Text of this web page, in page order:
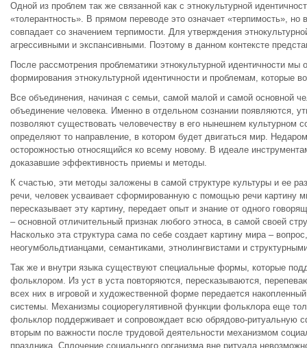
Одной из проблем так же связанной как с этнокультурной
«толерантность». В прямом переводе это означает «терпимость»,
совпадает со значением терпимости. Для утверждения
агрессивными и экспансивными. Поэтому в данном контексте
После рассмотрения проблематики этнокультурной идентичности
формирования этнокультурной идентичности и проблемам, которые
Все объединения, начиная с семьи, самой малой и самой основной
объединение человека. Именно в отдельном сознании появляются,
позволяют существовать человечеству в его нынешнем
определяют то направление, в котором будет двигаться мир.
осторожностью относящийся ко всему новому. В идеале
доказавшие эффективность приемы и методы.
К счастью, эти методы заложены в самой структуре культуры и ее
речи, человек усваивает сформированную с помощью речи картину
пересказывает эту картину, передает опыт и знание от одного
– основной отличительный признак любого этноса, в самой своей
Насколько эта структура сама по себе создает картину мира –
неогумбольдтианцами, семантиками, этнолингвистами и
Так же и внутри языка существуют специальные формы, которые
фольклором. Из уст в уста повторяются, пересказываются,
всех них в игровой и художественной форме передается
системы. Механизмы социорегулятивной функции фольклора еще
фольклор поддерживает и сопровождает всю обрядово-ритуальную
вторым по важности после трудовой деятельности механизмом
праздника. Сплочение социального организма вне ритуала